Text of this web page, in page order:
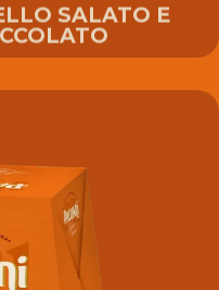
SALATO E